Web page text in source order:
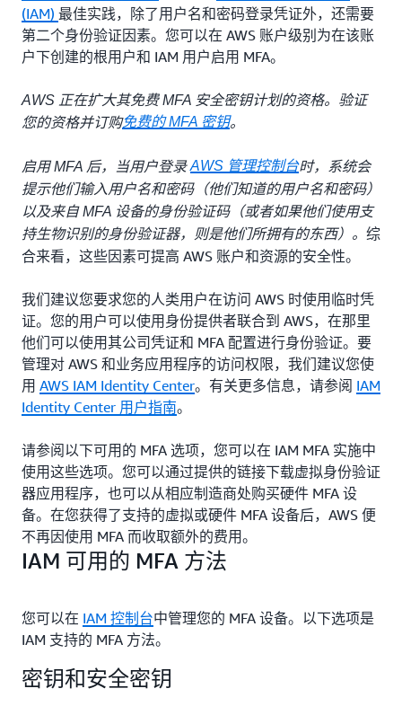
(IAM) 最佳实践，除了用户名和密码登录凭证外，还需要
第二个身份验证因素。您可以在 AWS 账户级别为在该账
户下创建的根用户和 IAM 用户启用 MFA。
AWS 正在扩大其免费 MFA 安全密钥计划的资格。验证
您的资格并订购免费的 MFA 密钥。
启用 MFA 后，当用户登录AWS 管理控制台时，系统会
提示他们输入用户名和密码（他们知道的用户名和密码）
以及来自 MFA 设备的身份验证码（或者如果他们使用支
持生物识别的身份验证器，则是他们所拥有的东西）。 综
合来看，这些因素可提高 AWS 账户和资源的安全性。
我们建议您要求您的人类用户在访问 AWS 时使用临时凭
证。您的用户可以使用身份提供者联合到 AWS，在那里
他们可以使用其公司凭证和 MFA 配置进行身份验证。要
管理对 AWS 和业务应用程序的访问权限，我们建议您使
用 AWS IAM Identity Center。有关更多信息，请参阅 IAM
Identity Center 用户指南。
请参阅以下可用的 MFA 选项，您可以在 IAM MFA 实施中
使用这些选项。您可以通过提供的链接下载虚拟身份验证
器应用程序，也可以从相应制造商处购买硬件 MFA 设
备。在您获得了支持的虚拟或硬件 MFA 设备后，AWS 便
不再因使用 MFA 而收取额外的费用。
IAM 可用的 MFA 方法
您可以在 IAM 控制台中管理您的 MFA 设备。以下选项是
IAM 支持的 MFA 方法。
密钥和安全密钥